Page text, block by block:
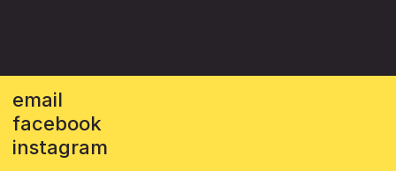
email
facebook
instagram